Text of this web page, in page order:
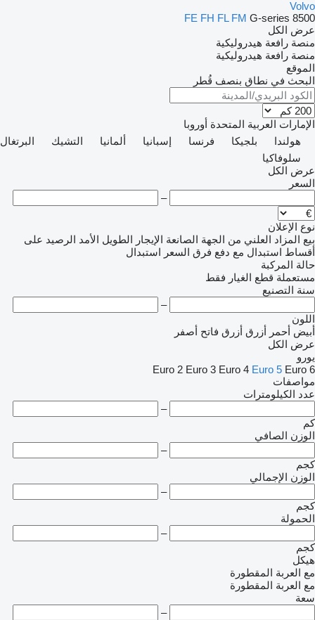
Volvo
8500
FE FH FL FM G-series
عرض الكل
منصة رافعة هيدروليكية
منصة رافعة هيدروليكية
الموقع
البحث في نطاق بنصف قُطر
الإمارات العربية المتحدة أوروبا
هولندا
بلجيكا فرنسا إسبانيا ألمانيا التشيك
البرتغال
سلوفاكيا
عرض الكل
السعر
–
نوع الإعلان
بيع المزاد العلني من الجهة الصانعة الإيجار الطويل الأمد الرصيد على
أقساط استبدال مع دفع فرق السعر استبدال
حالة المركبة
مستعملة قطع الغيار فقط
سنة التصنيع
–
اللون
أبيض أحمر أزرق أزرق فاتح أصفر
عرض الكل
يورو
Euro 2 Euro 3 Euro 4 Euro 5 Euro 6
مواصفات
عدد الكيلومترات
–
كم
الوزن الصافي
–
كجم
الوزن الإجمالي
–
كجم
الحمولة
–
كجم
هيكل
مع العربة المقطورة
مع العربة المقطورة
سعة
–